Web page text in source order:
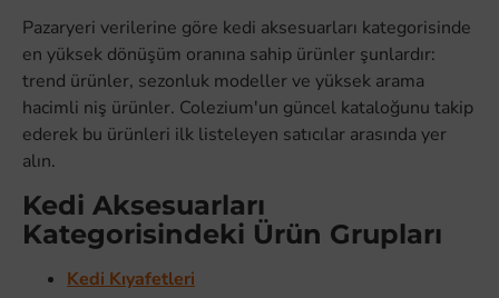
Pazaryeri verilerine göre kedi aksesuarları kategorisinde
en yüksek dönüşüm oranına sahip ürünler şunlardır:
trend ürünler, sezonluk modeller ve yüksek arama
hacimli niş ürünler. Colezium'un güncel kataloğunu takip
ederek bu ürünleri ilk listeleyen satıcılar arasında yer
alın.
Kedi Aksesuarları
Kategorisindeki Ürün Grupları
Kedi Kıyafetleri